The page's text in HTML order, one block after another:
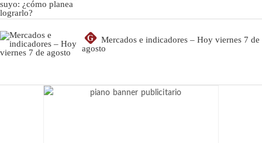
G
Mercados e indicadores – Hoy viernes 7 de
agosto